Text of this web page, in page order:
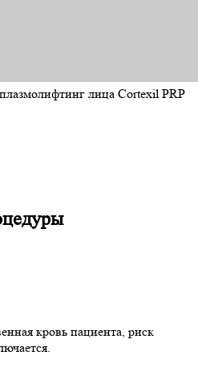
лица Cortexil PRP
кровь пациента, риск